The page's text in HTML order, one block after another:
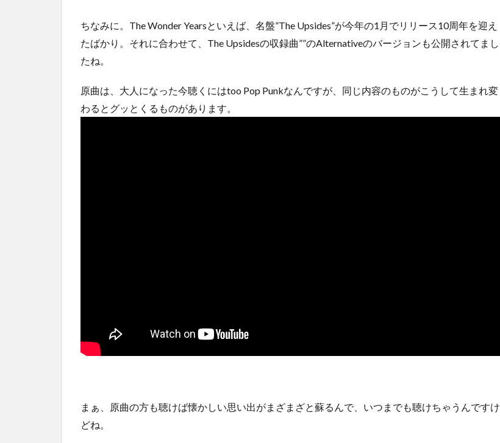
ちなみに。The Wonder Yearsといえば、名盤”The Upsides”が今年の1月でリリース10周年を迎え
たばかり。それに合わせて、The Upsidesの収録曲””のAlternativeのバージョンも公開されてまし
たね。
原曲は、大人になった今聴くにはtoo Pop Punkなんですが、同じ内容のものがこうして生まれ変
わるとグッとくるものがあります。
まぁ、原曲の方も聴けば懐かしい思い出がまざまざと蘇るんで、いつまでも聴けちゃうんですけ
どね。